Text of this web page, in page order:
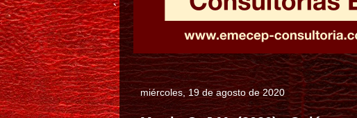
miércoles, 19 de agosto de 2020